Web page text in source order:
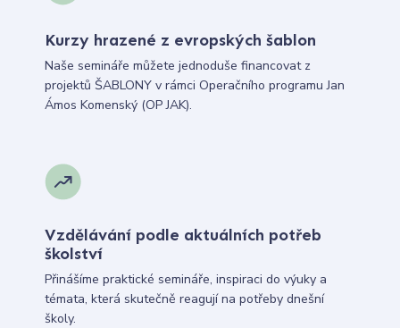
Kurzy hrazené z evropských šablon
Naše semináře můžete jednoduše financovat z
projektů ŠABLONY v rámci Operačního programu Jan
Ámos Komenský (OP JAK).
Vzdělávání podle aktuálních potřeb
školství
Přinášíme praktické semináře, inspiraci do výuky a
témata, která skutečně reagují na potřeby dnešní
školy.